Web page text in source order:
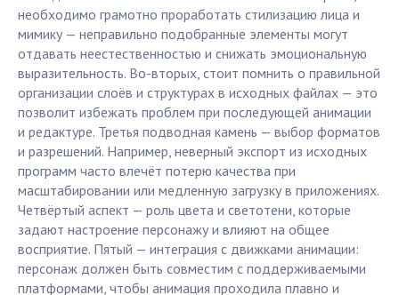
необходимо грамотно проработать стилизацию лица и
мимику — неправильно подобранные элементы могут
отдавать неестественностью и снижать эмоциональную
выразительность. Во-вторых, стоит помнить о правильной
организации слоёв и структурах в исходных файлах — это
позволит избежать проблем при последующей анимации
и редактуре. Третья подводная камень — выбор форматов
и разрешений. Например, неверный экспорт из исходных
программ часто влечёт потерю качества при
масштабировании или медленную загрузку в приложениях.
Четвёртый аспект — роль цвета и светотени, которые
задают настроение персонажу и влияют на общее
восприятие. Пятый — интеграция с движками анимации:
персонаж должен быть совместим с поддерживаемыми
платформами, чтобы анимация проходила плавно и